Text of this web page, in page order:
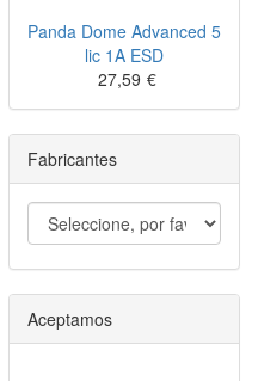
Panda Dome Advanced 5
lic 1A ESD
27,59 €
Fabricantes
Aceptamos